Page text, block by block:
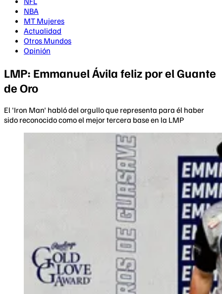
NBA
MT Mujeres
Actualidad
Otros Mundos
Opinión
LMP: Emmanuel Ávila feliz por el Guante
de Oro
El 'Iron Man' habló del orgullo que representa para él haber
sido reconocido como el mejor tercera base en la LMP